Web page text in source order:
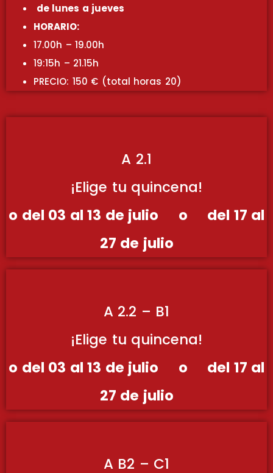
de lunes a jueves
HORARIO:
17.00h – 19.00h
19:15h – 21.15h
PRECIO: 150 € (total horas 20)
A 2.1
¡Elige tu quincena!
o del 03 al 13 de julio o del 17 al
27 de julio
A 2.2 – B1
¡Elige tu quincena!
o del 03 al 13 de julio o del 17 al
27 de julio
A B2 – C1